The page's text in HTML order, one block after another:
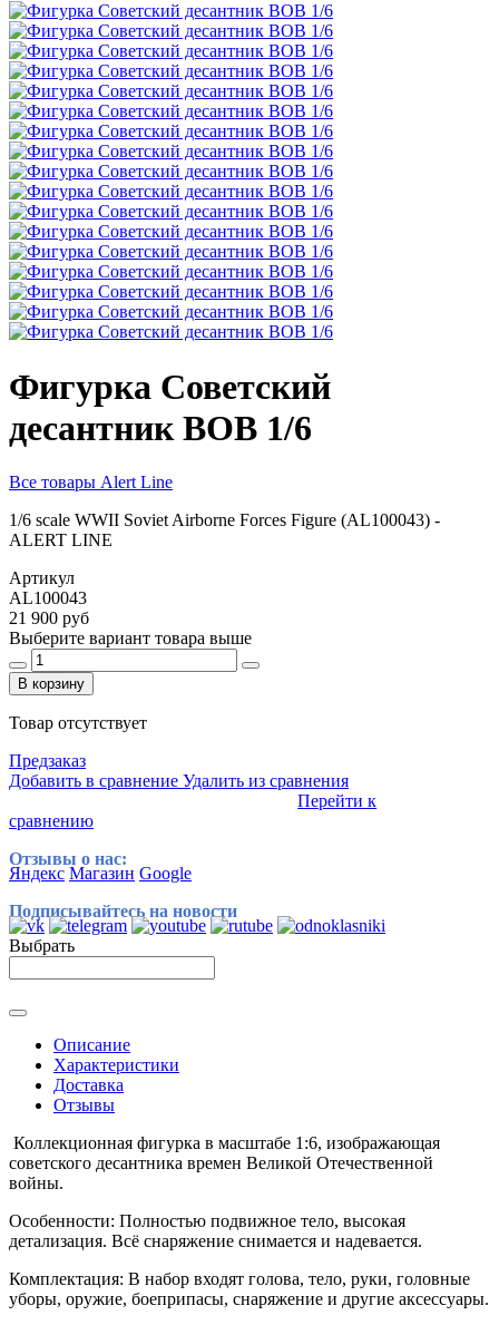
Фигурка Советский
десантник ВОВ 1/6
Все товары Alert Line
1/6 scale WWII Soviet Airborne Forces Figure (AL100043) -
ALERT LINE
Артикул
AL100043
21 900 руб
Выберите вариант товара выше
В корзину
Товар отсутствует
Предзаказ
Добавить в сравнение Удалить из сравнения
Перейти к
сравнению
Отзывы о нас:
Яндекс Магазин Google
Подписывайтесь на новости
Выбрать
Описание
Характеристики
Доставка
Отзывы
Коллекционная фигурка в масштабе 1:6, изображающая
советского десантника времен Великой Отечественной
войны.
Особенности: Полностью подвижное тело, высокая
детализация. Всё снаряжение снимается и надевается.
Комплектация: В набор входят голова, тело, руки, головные
уборы, оружие, боеприпасы, снаряжение и другие аксессуары.